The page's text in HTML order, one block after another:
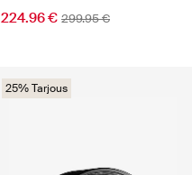
224.96 € 299.95 €
25% Tarjous